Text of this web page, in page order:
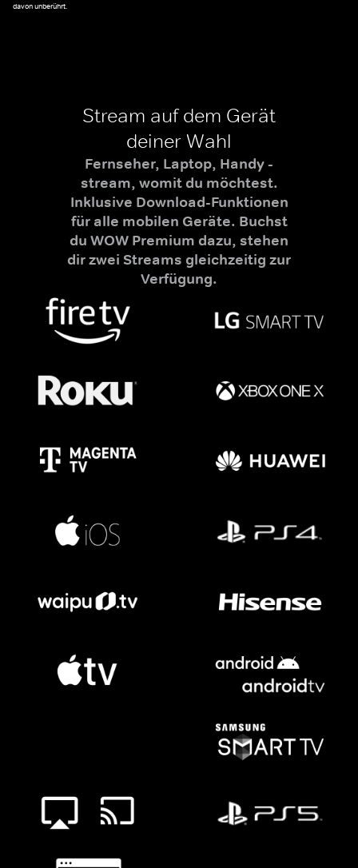
davon unberührt.
Stream auf dem Gerät
deiner Wahl
Fernseher, Laptop, Handy -
stream, womit du möchtest.
Inklusive Download-Funktionen
für alle mobilen Geräte. Buchst
du WOW Premium dazu, stehen
dir zwei Streams gleichzeitig zur
Verfügung.